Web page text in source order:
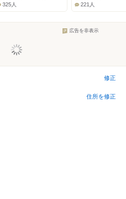
325人
221人
広告を非表示
修正
住所を修正